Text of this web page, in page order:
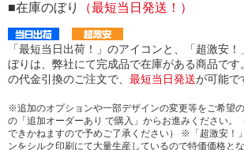
■在庫のぼり
（最短当日発送！）
「最短当日出荷！」のアイコンと、「超激安
ぼりは、弊社にて完成品で在庫がある商品で
の代金引換のご注文で、 最短当日発送が可能で
※追加のオプションや一部デザインの変更等をご希望
の「追加オーダーあり で購入」からお進みください。
できかねますので予めご了承ください） ※「超激安！
ンをシルク印刷にて大量生産しているので特価価格と